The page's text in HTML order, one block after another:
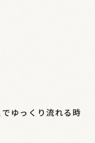
ゆっくり流れる時